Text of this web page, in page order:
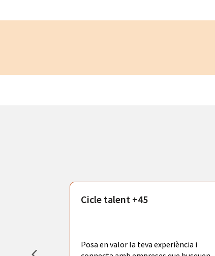
Cicle talent +45
Posa en valor la teva experiència i